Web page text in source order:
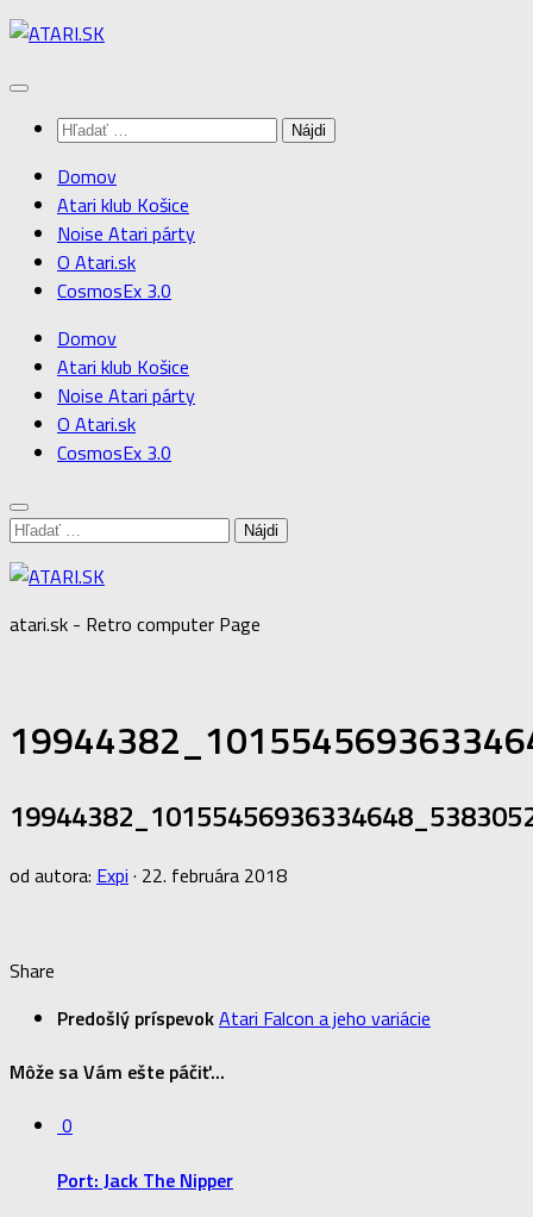
Preskočiť
obsah
Hľadať:
Domov
Atari klub Košice
Noise Atari párty
O Atari.sk
CosmosEx 3.0
Domov
Atari klub Košice
Noise Atari párty
O Atari.sk
CosmosEx 3.0
Hľadať:
atari.sk - Retro computer Page
od autora: Expi · 22. februára 2018
Share
Predošlý príspevokAtari Falcon a jeho variácie
Môže sa Vám ešte páčiť...
0
Port: Jack The Nipper